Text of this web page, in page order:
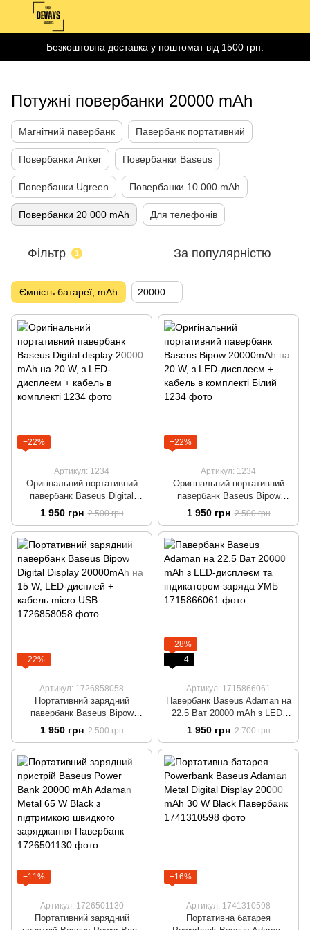
Безкоштовна доставка у поштомат від 1500 грн.
Потужні повербанки 20000 mAh
Магнітний павербанк Павербанк портативний
Повербанки Anker Повербанки Baseus
Повербанки Ugreen Повербанки 10 000 mAh
Повербанки 20 000 mAh Для телефонів
Фільтр 1 За популярністю
Ємність батареї, mAh 20000
−22%
Артикул: 1234
Оригінальний портативний
павербанк Baseus Digital
display 20000 mAh на 20 W, з
LED-дисплеєм + кабель в
комплекті
1 950 грн 2 500 грн
−22%
Артикул: 1234
Оригінальний портативний
павербанк Baseus Bipow
20000mAh на 20 W, з LED-
дисплеєм + кабель в
комплекті Білий
1 950 грн 2 500 грн
−22%
Артикул: 1726858058
Портативний зарядний
павербанк Baseus Bipow
Digital Display 20000mAh на 15
W, LED-дисплей + кабель
micro USB
1 950 грн 2 500 грн
−28%
4
Артикул: 1715866061
Павербанк Baseus Adaman на
22.5 Ват 20000 mAh з LED-
дисплеєм та індикатором
заряда УМБ
1 950 грн 2 700 грн
−11%
Артикул: 1726501130
Портативний зарядний
−16%
Артикул: 1741310598
Портативна батарея